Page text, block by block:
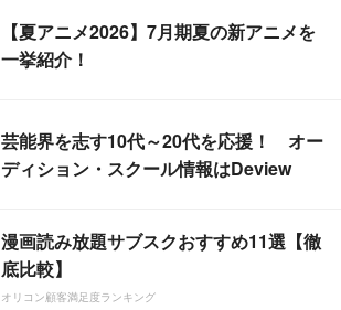
【夏アニメ2026】7月期夏の新アニメを
一挙紹介！
芸能界を志す10代～20代を応援！ オー
ディション・スクール情報はDeview
漫画読み放題サブスクおすすめ11選【徹
底比較】
オリコン顧客満足度ランキング